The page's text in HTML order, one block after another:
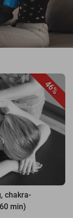
46%
chakra-
min)